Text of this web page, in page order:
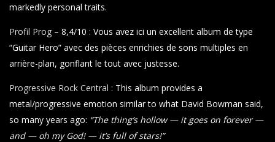
markedly personal traits.
Profil Prog – 8,4/10 : Vous avez ici un excellent album de type
“Guitar Hero” avec des pièces enrichies de sons multiples en
arrière-plan, gonflant le tout avec justesse.
Progressive Rock Central : This album provides a
metal/progressive emotion similar to what David Bowman said,
so many years ago: “The thing’s hollow — it goes on forever —
and — oh my God! — it’s full of stars!”